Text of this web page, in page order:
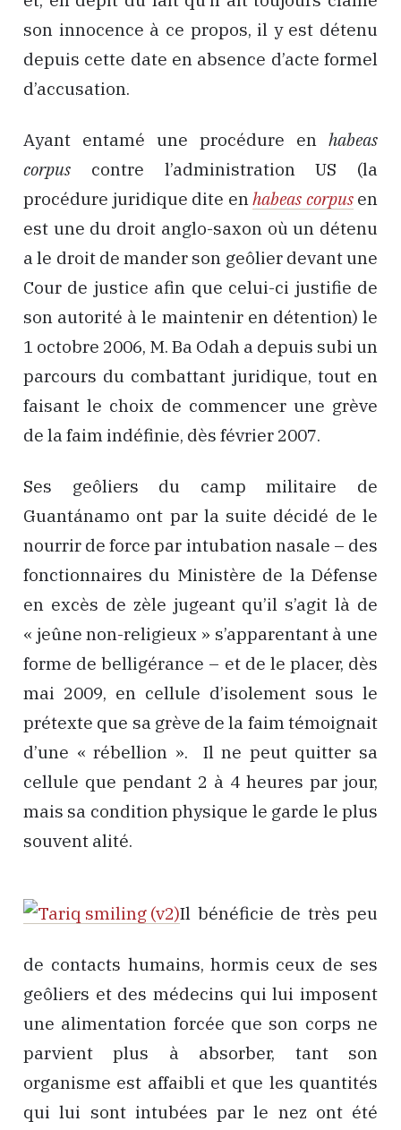
son innocence à ce propos, il y est détenu
depuis cette date en absence d’acte formel
d’accusation.
Ayant entamé une procédure en habeas
corpus contre l’administration US (la
procédure juridique dite enhabeas corpusen
est une du droit anglo-saxon où un détenu
a le droit de mander son geôlier devant une
Cour de justice afin que celui-ci justifie de
son autorité à le maintenir en détention) le
1 octobre 2006, M. Ba Odah a depuis subi un
parcours du combattant juridique, tout en
faisant le choix de commencer une grève
de la faim indéfinie, dès février 2007.
Ses geôliers du camp militaire de
Guantánamo ont par la suite décidé de le
nourrir de force par intubation nasale – des
fonctionnaires du Ministère de la Défense
en excès de zèle jugeant qu’il s’agit là de
« jeûne non-religieux » s’apparentant à une
forme de belligérance – et de le placer, dès
mai 2009, en cellule d’isolement sous le
prétexte que sa grève de la faim témoignait
d’une « rébellion ». Il ne peut quitter sa
cellule que pendant 2 à 4 heures par jour,
mais sa condition physique le garde le plus
souvent alité.
Il bénéficie de très peu
de contacts humains, hormis ceux de ses
geôliers et des médecins qui lui imposent
une alimentation forcée que son corps ne
parvient plus à absorber, tant son
organisme est affaibli et que les quantités
qui lui sont intubées par le nez ont été